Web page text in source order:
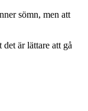
sömn, men att
är lättare att gå